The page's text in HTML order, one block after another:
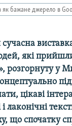
бажане джерело в
які
розгорнуту у
цікаві
що спочатку